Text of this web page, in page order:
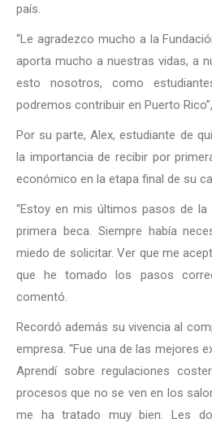
país.
“Le agradezco mucho a la
aporta mucho a nuestras vidas, a
esto nosotros, como
podremos contribuir en Puerto
Por su parte, Alex, estudiante de
la importancia de recibir por
económico en la etapa final de su
“Estoy en mis últimos pasos de la
primera beca. Siempre había
miedo de solicitar. Ver que me
que he tomado los pasos
comentó.
Recordó además su vivencia al
empresa. “Fue una de las mejores
Aprendí sobre regulaciones
procesos que no se ven en los
me ha tratado muy bien. Les